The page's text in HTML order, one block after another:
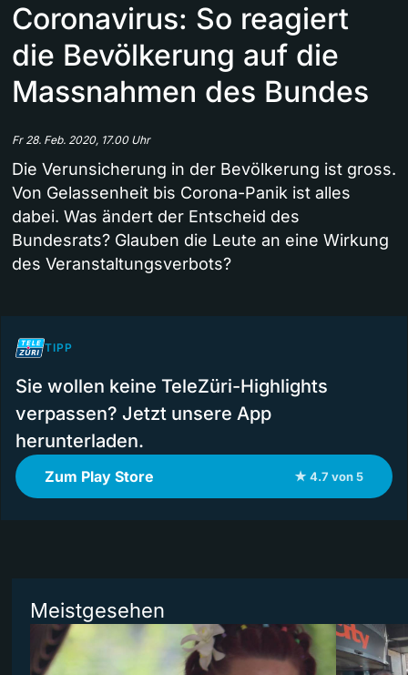
Coronavirus: So reagiert
die Bevölkerung auf die
Massnahmen des Bundes
Fr 28. Feb. 2020, 17.00 Uhr
Die Verunsicherung in der Bevölkerung ist gross.
Von Gelassenheit bis Corona-Panik ist alles
dabei. Was ändert der Entscheid des
Bundesrats? Glauben die Leute an eine Wirkung
des Veranstaltungsverbots?
TIPP
Sie wollen keine TeleZüri-Highlights
verpassen? Jetzt unsere App
herunterladen.
Zum Play Store ★ 4.7 von 5
Meistgesehen